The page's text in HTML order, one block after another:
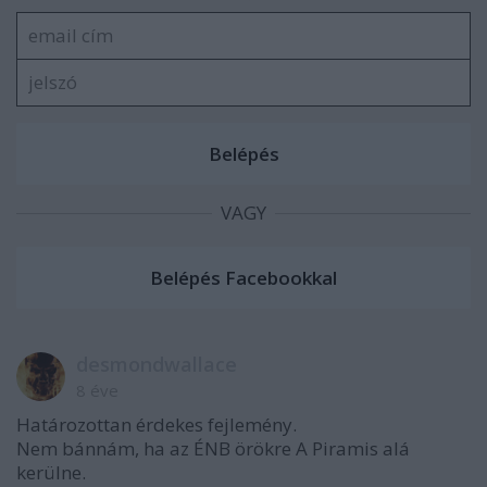
VAGY
Határozottan érdekes fejlemény.
Nem bánnám, ha az ÉNB örökre A Piramis alá
kerülne.